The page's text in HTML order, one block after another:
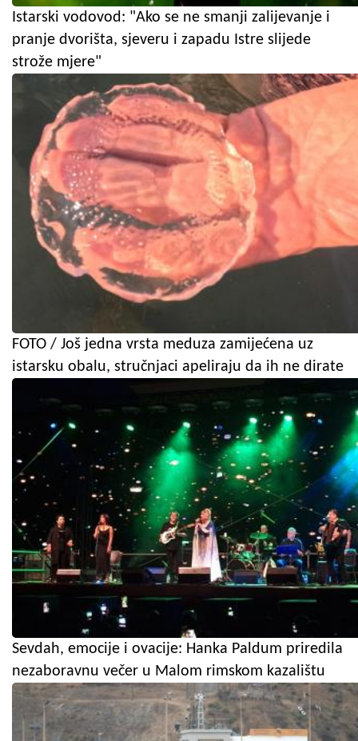
Istarski vodovod: "Ako se ne smanji zalijevanje i
pranje dvorišta, sjeveru i zapadu Istre slijede
strože mjere"
FOTO / Još jedna vrsta meduza zamijećena uz
istarsku obalu, stručnjaci apeliraju da ih ne dirate
Sevdah, emocije i ovacije: Hanka Paldum priredila
nezaboravnu večer u Malom rimskom kazalištu